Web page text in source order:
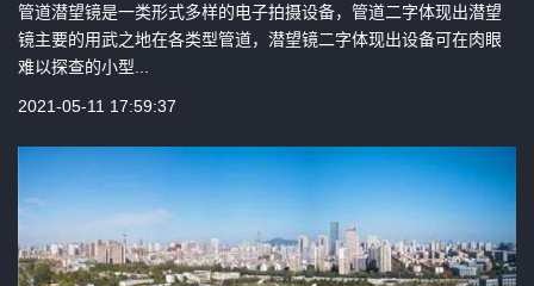
管道潜望镜是一类形式多样的电子拍摄设备，管道二字体现出潜望
镜主要的用武之地在各类型管道，潜望镜二字体现出设备可在肉眼
难以探查的小型...
2021-05-11 17:59:37